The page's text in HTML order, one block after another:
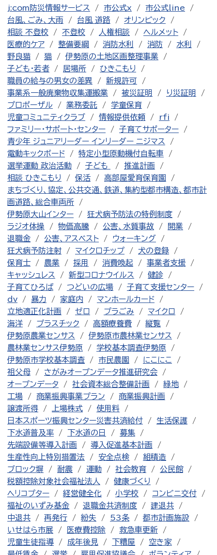
j:com防災情報サービス
市公式x
市公式line
台風、ごみ、大雨
台風 道路
オリンピック
相談 不登校
不登校 人権相談
ヘルメット
医療的ケア
整備要綱 消防水利 消防
水利
野良猫
猫
伊勢原の土地区画整理事業
子ども・若者
居場所
ひきこもり
職員の給与の男女の差異
新規許可
事業系一般廃棄物収集運搬業
被災証明
り災証明
プロポーザル
業務委託
学童保育
児童コミュニティクラブ
情報提供依頼
rfi
ファミリー・サポート・センター
子育てサポーター
青少年 ジュニアリーダー インリーダー ニジマス
電動キックボード
特定小型原動機付自転車
選挙運動 政治活動
子ども
推進計画
相談 ひきこもり
保活
高部屋愛育保育園
まちづくり、協定、公共交通、鉄道、集約型都市構造、都市計
画道路、総合車両所
伊勢原大山インター
狂犬病予防法の特例制度
ラジオ体操
物価高騰 公害、水質事故
開業
退職金
公害、アスベスト
ウォーキング
狂犬病予防注射
マイクロチップ
犬の登録
保育士
農業 採用 消費喚起
事業者支援
キャッシュレス
新型コロナウイルス
健診
子育てひろば
つどいの広場
子育て支援センター
dv
暴力 家庭内
マンホールカード
立地適正化計画
ゼロ プラごみ
マイクロ
海洋
プラスチック 高額療養費
縦覧
伊勢原農業センサス
伊勢原市農林業センサス
農林業センサス伊勢原
学校基本調査伊勢原
伊勢原市学校基本調査
市民農園
にこにこ
祖父母
さがみオープンデータ推進研究会
オープンデータ
社会資本総合整備計画
緑地
工場
商業振興事業プラン
商業振興計画
譲渡所得
上場株式
使用料
日本スポーツ振興センター災害共済給付
生活保護
下水道普及率
下水道の日
募集
先端設備等導入計画
導入促進基本計画
生産性向上特別措置法
安全点検
組積造
ブロック塀
耐震 運動 社会教育
公民館
税額控除対象社会福祉法人
健康づくり
ヘリコプター
経営健全化 小学校
コンビニ交付
福祉のいずみ基金
退職金共済制度
建退共
中退共
再発行 紛失 53条
都市計画施設
いせはら市展
医療費控除
救急車更新
児童生徒指導
成年後見 下糟屋
空き家